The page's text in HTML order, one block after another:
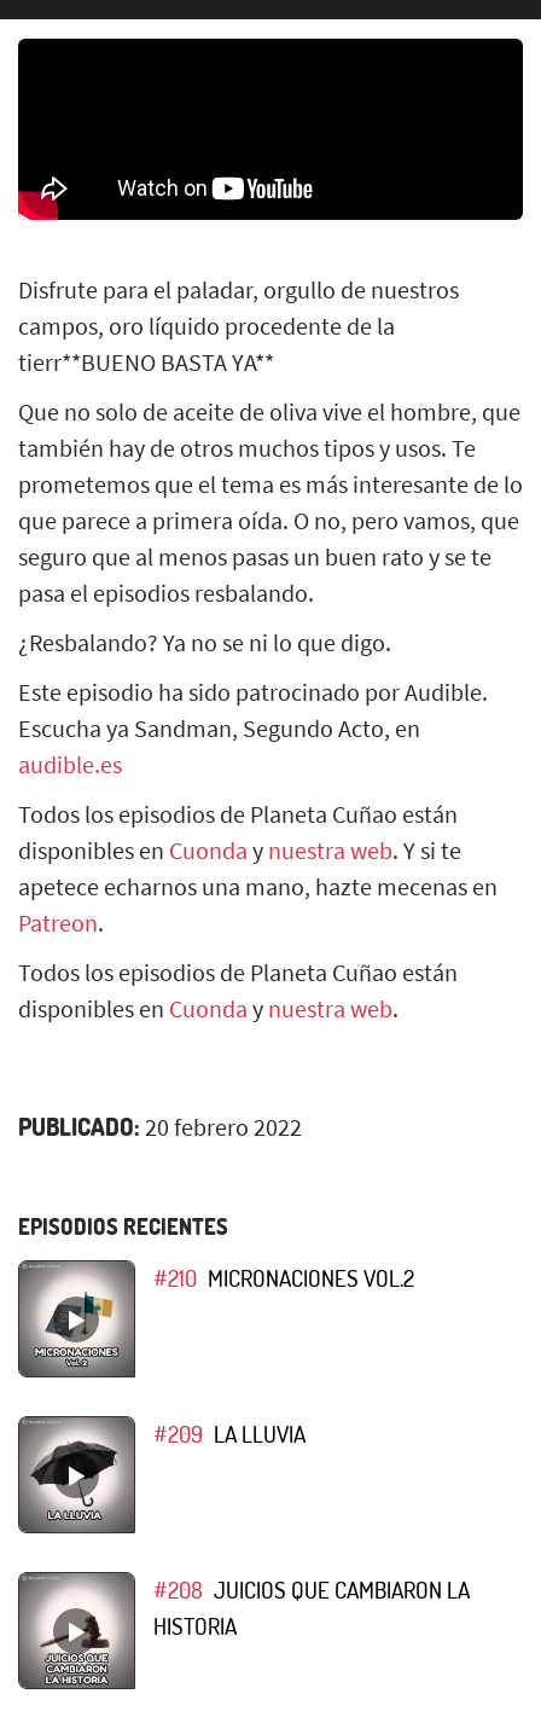
Disfrute para el paladar, orgullo de nuestros
campos, oro líquido procedente de la
tierr**BUENO BASTA YA**
Que no solo de aceite de oliva vive el hombre, que
también hay de otros muchos tipos y usos. Te
prometemos que el tema es más interesante de lo
que parece a primera oída. O no, pero vamos, que
seguro que al menos pasas un buen rato y se te
pasa el episodios resbalando.
¿Resbalando? Ya no se ni lo que digo.
Este episodio ha sido patrocinado por Audible.
Escucha ya Sandman, Segundo Acto, en
audible.es
Todos los episodios de Planeta Cuñao están
disponibles en Cuonda y nuestra web. Y si te
apetece echarnos una mano, hazte mecenas en
Patreon.
Todos los episodios de Planeta Cuñao están
disponibles en Cuonda y nuestra web.
PUBLICADO: 20 febrero 2022
EPISODIOS RECIENTES
#210 MICRONACIONES VOL.2
#209 LA LLUVIA
#208 JUICIOS QUE CAMBIARON LA
HISTORIA